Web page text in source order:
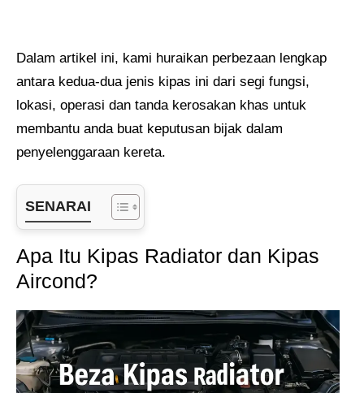
Dalam artikel ini, kami huraikan perbezaan lengkap
antara kedua-dua jenis kipas ini dari segi fungsi,
lokasi, operasi dan tanda kerosakan khas untuk
membantu anda buat keputusan bijak dalam
penyelenggaraan kereta.
SENARAI
Apa Itu Kipas Radiator dan Kipas
Aircond?